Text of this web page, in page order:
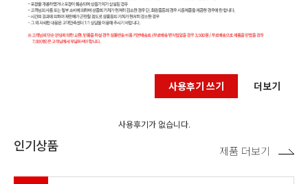
사용후기 쓰기 더보기
사용후기가 없습니다.
인기상품 제품 더보기